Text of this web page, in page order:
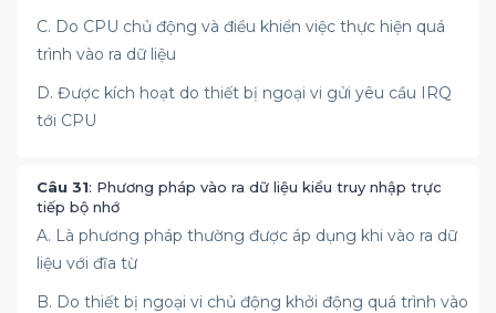
C. Do CPU chủ động và điều khiển việc thực hiện quá
trình vào ra dữ liệu
D. Được kích hoạt do thiết bị ngoại vi gửi yêu cầu IRQ
tới CPU
Câu 31: Phương pháp vào ra dữ liệu kiểu truy nhập trực
tiếp bộ nhớ
A. Là phương pháp thường được áp dụng khi vào ra dữ
liệu với đĩa từ
B. Do thiết bị ngoại vi chủ động khởi động quá trình vào